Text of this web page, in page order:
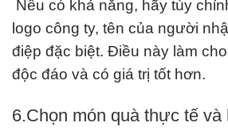
Nếu có khả năng, hãy tùy
logo công ty, tên của người
điệp đặc biệt. Điều này làm
độc đáo và có giá trị tốt hơn.
6.Chọn món quà thực tế và